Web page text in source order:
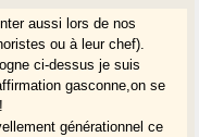
aussi lors de nos
ou à leur chef).
ci-dessus je suis
gasconne,on se
générationnel ce